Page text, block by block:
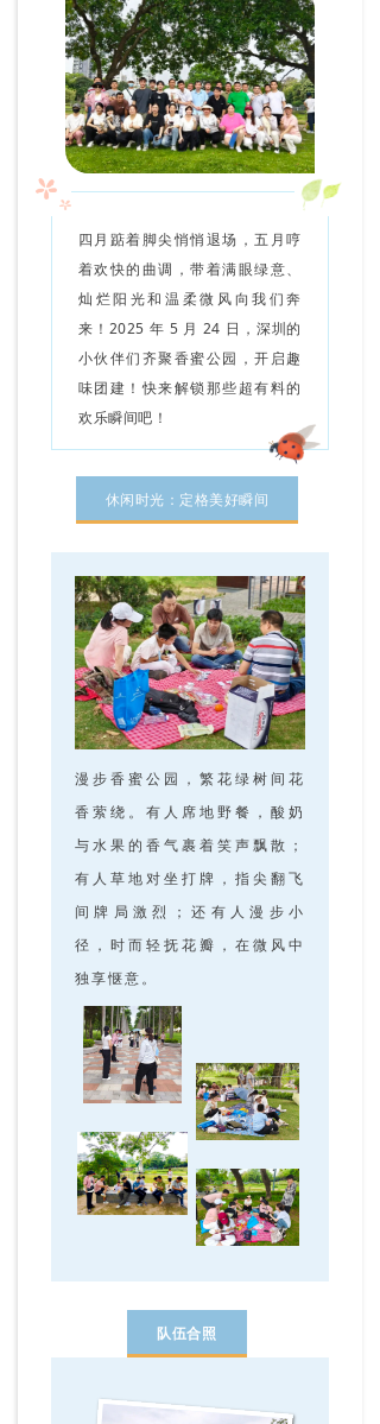
四月踮着脚尖悄悄退场，五月哼
着欢快的曲调，带着满眼绿意、
灿烂阳光和温柔微风向我们奔
来！2025 年 5 月 24 日，深圳的
小伙伴们齐聚香蜜公园，开启趣
味团建！快来解锁那些超有料的
欢乐瞬间吧！
休闲时光：定格美好瞬间
漫步香蜜公园，繁花绿树间花
香萦绕。有人席地野餐，酸奶
与水果的香气裹着笑声飘散；
有人草地对坐打牌，指尖翻飞
间牌局激烈；还有人漫步小
径，时而轻抚花瓣，在微风中
独享惬意。
队伍合照